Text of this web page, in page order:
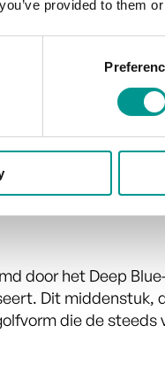
provided to them
met
de imposante
haar rustige maar
van de zee.
door het Deep
Dit
die de steeds